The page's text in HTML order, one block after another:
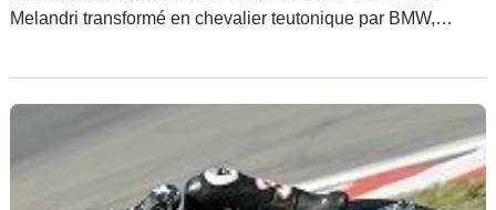
Melandri transformé en chevalier teutonique par BMW,
Germains pour s'en aller, d'abord, glaner sa première
Superpole de la saison.